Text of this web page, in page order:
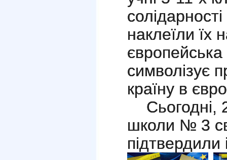
наклеїли їх
символізує
країну в
Сьогодні,
школи № 3